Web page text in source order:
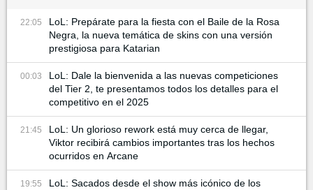
22:05
LoL: Prepárate para la fiesta con el Baile de la Rosa
Negra, la nueva temática de skins con una versión
prestigiosa para Katarian
00:03
LoL: Dale la bienvenida a las nuevas competiciones
del Tier 2, te presentamos todos los detalles para el
competitivo en el 2025
21:45
LoL: Un glorioso rework está muy cerca de llegar,
Viktor recibirá cambios importantes tras los hechos
ocurridos en Arcane
19:55
LoL: Sacados desde el show más icónico de los